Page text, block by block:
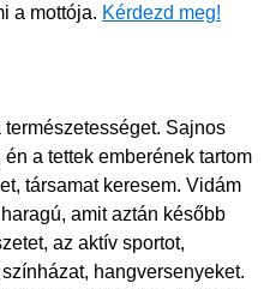
a mottója. Kérdezd meg!
Sajnos
a tettek emberének tartom
társamat keresem. Vidám
amit aztán később
az aktív sportot,
hangversenyeket.